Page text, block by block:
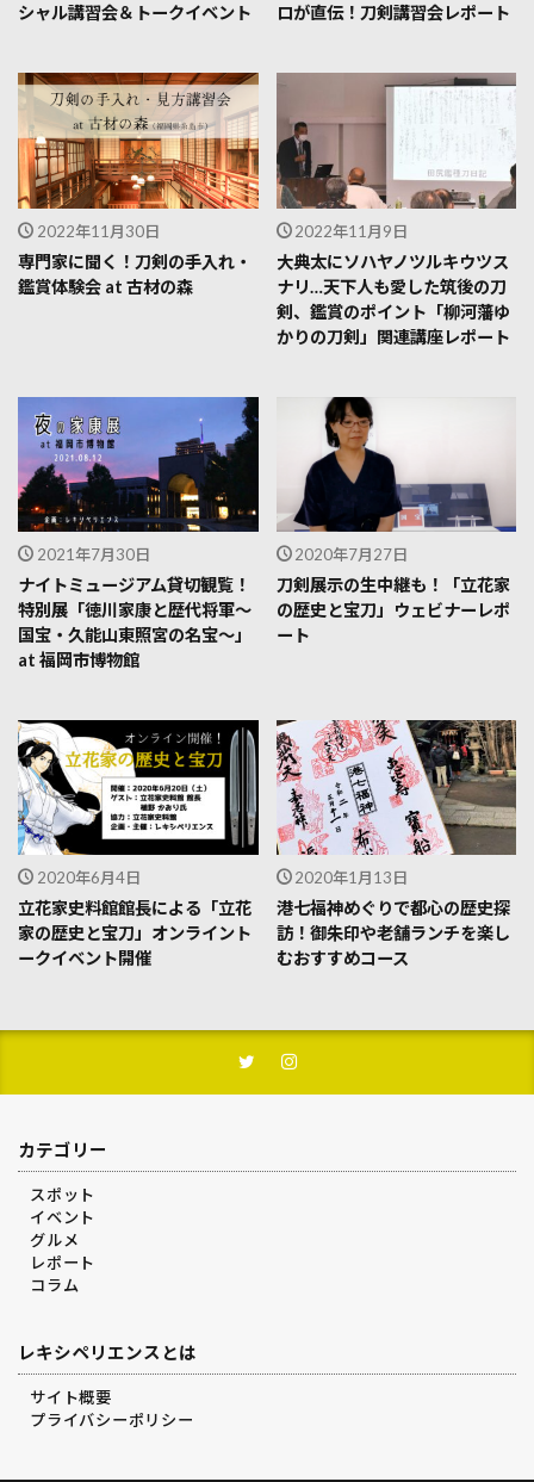
シャル講習会＆トークイベント
ロが直伝！刀剣講習会レポート
2022年11月30日
専門家に聞く！刀剣の手入れ・
鑑賞体験会 at 古材の森
2022年11月9日
大典太にソハヤノツルキウツス
ナリ…天下人も愛した筑後の刀
剣、鑑賞のポイント「柳河藩ゆ
かりの刀剣」関連講座レポート
2021年7月30日
ナイトミュージアム貸切観覧！
特別展「徳川家康と歴代将軍～
国宝・久能山東照宮の名宝～」
at 福岡市博物館
2020年7月27日
刀剣展示の生中継も！「立花家
の歴史と宝刀」ウェビナーレポ
ート
2020年6月4日
立花家史料館館長による「立花
家の歴史と宝刀」オンライント
ークイベント開催
2020年1月13日
港七福神めぐりで都心の歴史探
訪！御朱印や老舗ランチを楽し
むおすすめコース
カテゴリー
スポット
イベント
グルメ
レポート
コラム
レキシペリエンスとは
サイト概要
プライバシーポリシー